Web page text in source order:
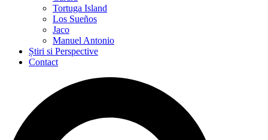
Tortuga Island
Los Sueños
Jaco
Manuel Antonio
Știri si Perspective
Contact